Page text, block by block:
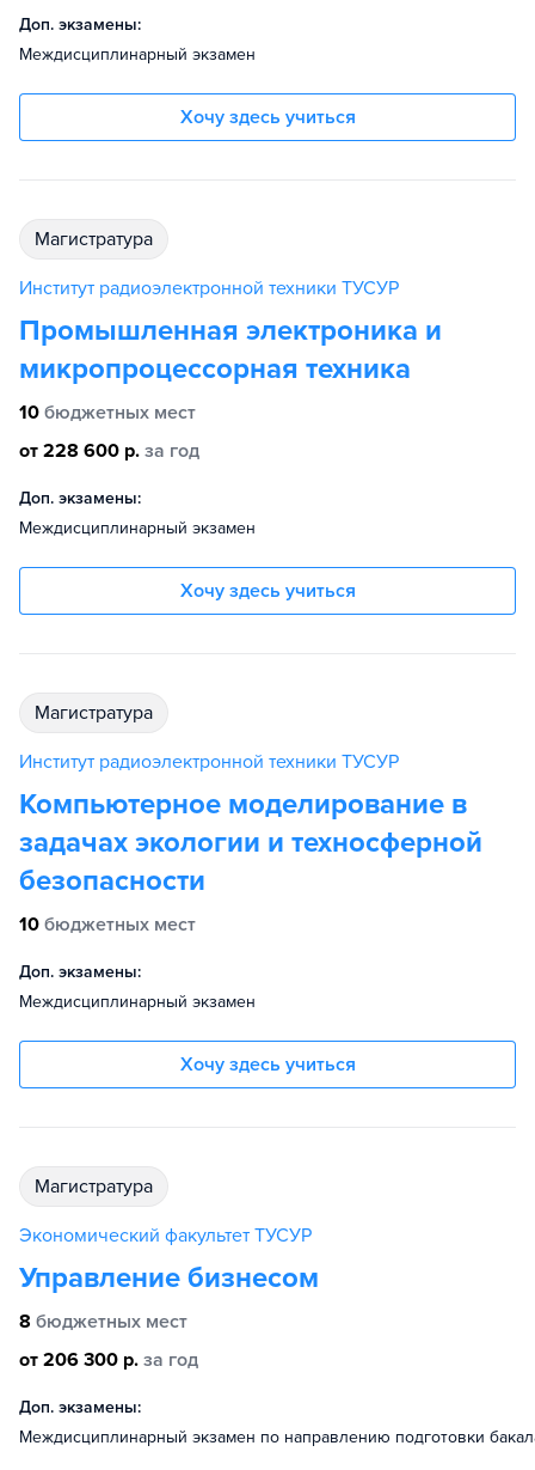
Доп. экзамены:
Междисциплинарный экзамен
Хочу здесь учиться
магистратура
Институт радиоэлектронной техники ТУСУР
Промышленная электроника и
микропроцессорная техника
10 бюджетных мест
от 228 600 р. за год
Доп. экзамены:
Междисциплинарный экзамен
Хочу здесь учиться
магистратура
Институт радиоэлектронной техники ТУСУР
Компьютерное моделирование в
задачах экологии и техносферной
безопасности
10 бюджетных мест
Доп. экзамены:
Междисциплинарный экзамен
Хочу здесь учиться
магистратура
Экономический факультет ТУСУР
Управление бизнесом
8 бюджетных мест
от 206 300 р. за год
Доп. экзамены:
Междисциплинарный экзамен по направлению подготовки